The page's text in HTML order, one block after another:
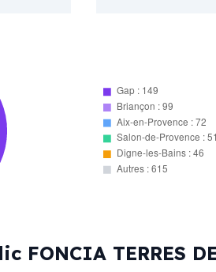
Gap : 149
Briançon : 99
Aix-en-Provence : 72
Salon-de-Provence : 51
Digne-les-Bains : 46
Autres : 615
TERRES DE